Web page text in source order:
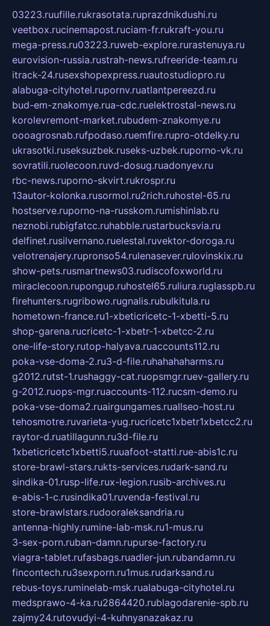
03223.ruufille.rukrasotata.ruprazdnikdushi.ru
veetbox.rucinemapost.ruciam-fr.rukraft-you.ru
mega-press.ru03223.ruweb-explore.rurastenuya.ru
eurovision-russia.rustrah-news.rufreeride-team.ru
itrack-24.rusexshopexpress.ruautostudiopro.ru
alabuga-cityhotel.rupornv.ruatlantpereezd.ru
bud-em-znakomye.rua-cdc.ruelektrostal-news.ru
korolevremont-market.rubudem-znakomye.ru
oooagrosnab.rufpodaso.ruemfire.rupro-otdelky.ru
ukrasotki.ruseksuzbek.ruseks-uzbek.ruporno-vk.ru
sovratili.ruolecoon.ruvd-dosug.ruadonyev.ru
rbc-news.ruporno-skvirt.rukrospr.ru
13autor-kolonka.rusormol.ru2rich.ruhostel-65.ru
hostserve.ruporno-na-russkom.rumishinlab.ru
neznobi.rubigfatcc.ruhabble.rustarbucksvia.ru
delfinet.rusilvernano.ruelestal.ruvektor-doroga.ru
velotrenajery.rupronso54.rulenasever.rulovinskix.ru
show-pets.rusmartnews03.rudiscofoxworld.ru
miraclecoon.rupongup.ruhostel65.ruliura.ruglasspb.ru
firehunters.rugribowo.rugnalis.rubulkitula.ru
hometown-france.ru1-xbeticricetc-1-xbetti-5.ru
shop-garena.rucricetc-1-xbetr-1-xbetcc-2.ru
one-life-story.rutop-halyava.ruaccounts112.ru
poka-vse-doma-2.ru3-d-file.ruhahahaharms.ru
g2012.rutst-1.rushaggy-cat.ruopsmgr.ruev-gallery.ru
g-2012.ruops-mgr.ruaccounts-112.rucsm-demo.ru
poka-vse-doma2.ruairgungames.ruallseo-host.ru
tehosmotre.ruvarieta-yug.rucricetc1xbetr1xbetcc2.ru
raytor-d.ruatillagunn.ru3d-file.ru
1xbeticricetc1xbetti5.ruuafoot-statti.rue-abis1c.ru
store-brawl-stars.rukts-services.rudark-sand.ru
sindika-01.rusp-life.rux-legion.rusib-archives.ru
e-abis-1-c.rusindika01.ruvenda-festival.ru
store-brawlstars.rudooraleksandria.ru
antenna-highly.rumine-lab-msk.ru1-mus.ru
3-sex-porn.ruban-damn.rupurse-factory.ru
viagra-tablet.rufasbags.ruadler-jun.rubandamn.ru
fincontech.ru3sexporn.ru1mus.rudarksand.ru
rebus-toys.ruminelab-msk.rualabuga-cityhotel.ru
medsprawo-4-ka.ru2864420.rublagodarenie-spb.ru
zajmy24.rutovudyi-4-kuhnyanazakaz.ru